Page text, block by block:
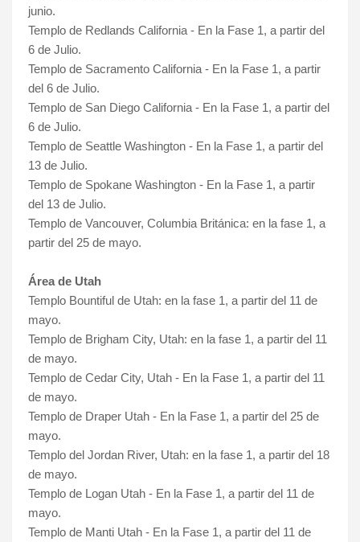
junio.
Templo de Redlands California - En la Fase 1, a partir del
6 de Julio.
Templo de Sacramento California - En la Fase 1, a partir
del 6 de Julio.
Templo de San Diego California - En la Fase 1, a partir del
6 de Julio.
Templo de Seattle Washington - En la Fase 1, a partir del
13 de Julio.
Templo de Spokane Washington - En la Fase 1, a partir
del 13 de Julio.
Templo de Vancouver, Columbia Británica: en la fase 1, a
partir del 25 de mayo.
Área de Utah
Templo Bountiful de Utah: en la fase 1, a partir del 11 de
mayo.
Templo de Brigham City, Utah: en la fase 1, a partir del 11
de mayo.
Templo de Cedar City, Utah - En la Fase 1, a partir del 11
de mayo.
Templo de Draper Utah - En la Fase 1, a partir del 25 de
mayo.
Templo del Jordan River, Utah: en la fase 1, a partir del 18
de mayo.
Templo de Logan Utah - En la Fase 1, a partir del 11 de
mayo.
Templo de Manti Utah - En la Fase 1, a partir del 11 de